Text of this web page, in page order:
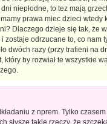
niepłodne, to tez mają
prawa miec dzieci wtedy
Dlaczego dzieje się tak, że
zostaje odrzucane to, co nam
dwóch razy (przy trafieni na
który by rozwiał te wszystkie
z nprem. Tylko czasem